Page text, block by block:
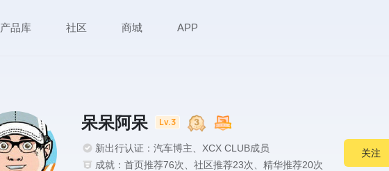
产品库 社区 商城 APP
呆呆阿呆 Lv.3
新出行认证：汽车博主、XCX CLUB成员
成就：首页推荐76次、社区推荐23次、精华推荐20次
关注